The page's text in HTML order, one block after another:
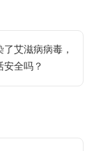
艾滋病病毒，
安全吗？